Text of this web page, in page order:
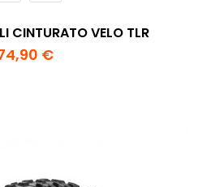
CINTURATO VELO TLR
€